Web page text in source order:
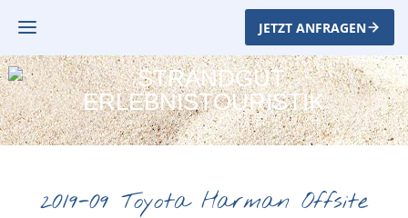
JETZT ANFRAGEN
2019-09 Toyota Harman Offsite